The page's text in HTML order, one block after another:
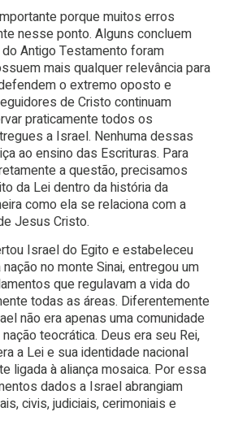
porque muitos erros
nesse ponto. Alguns concluem
Antigo Testamento foram
mais qualquer relevância para
o extremo oposto e
de Cristo continuam
praticamente todos os
a Israel. Nenhuma dessas
ao ensino das Escrituras. Para
a questão, precisamos
da Lei dentro da história da
como ela se relaciona com a
Jesus Cristo.
Israel do Egito e estabeleceu
no monte Sinai, entregou um
que regulavam a vida do
todas as áreas. Diferentemente
não era apenas uma comunidade
teocrática. Deus era seu Rei,
a Lei e sua identidade nacional
ligada à aliança mosaica. Por essa
dados a Israel abrangiam
civis, judiciais, cerimoniais e